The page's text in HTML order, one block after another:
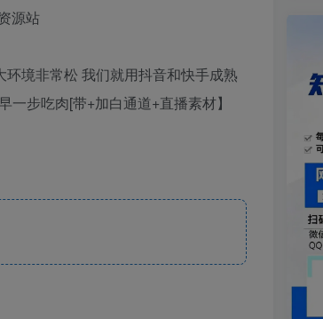
境非常松 我们就用抖音和快手成熟
步吃肉[带+加白通道+直播素材】